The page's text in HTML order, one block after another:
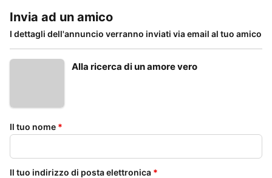
Invia ad un amico
I dettagli dell'annuncio verranno inviati via email al tuo amico
Alla ricerca di un amore vero
Il tuo nome *
Il tuo indirizzo di posta elettronica *